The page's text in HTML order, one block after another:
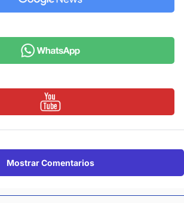
Mostrar Comentarios